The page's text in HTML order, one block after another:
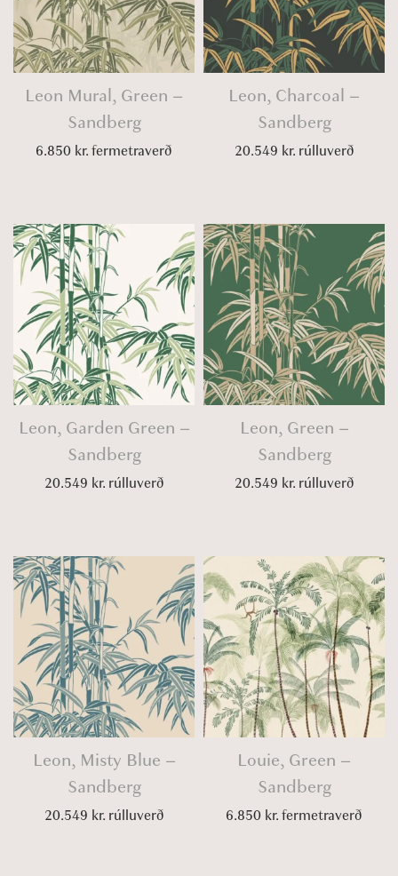
Leon Mural, Green –
Sandberg
6.850 kr.fermetraverð
Leon, Charcoal –
Sandberg
20.549 kr.rúlluverð
Leon, Garden Green –
Sandberg
20.549 kr.rúlluverð
Leon, Green –
Sandberg
20.549 kr.rúlluverð
Leon, Misty Blue –
Sandberg
20.549 kr.rúlluverð
Louie, Green –
Sandberg
6.850 kr.fermetraverð